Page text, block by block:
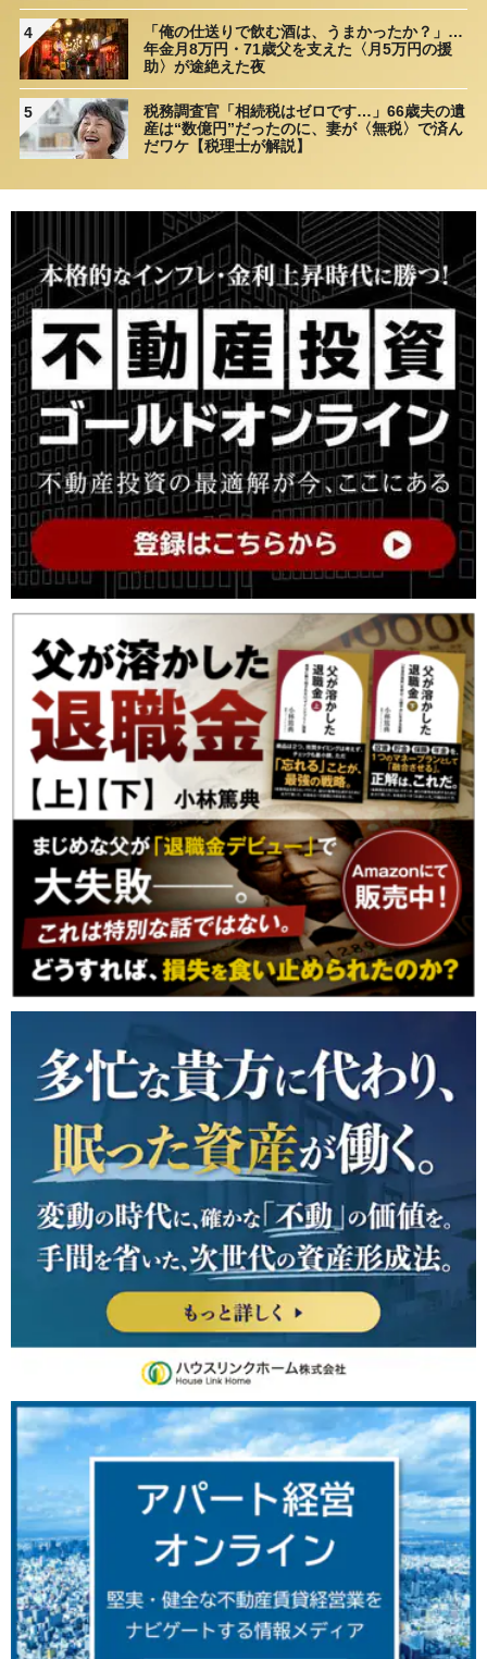
4
「俺の仕送りで飲む酒は、うまかったか？」…
年金月8万円・71歳父を支えた〈月5万円の援
助〉が途絶えた夜
5
税務調査官「相続税はゼロです…」66歳夫の遺
産は“数億円”だったのに、妻が〈無税〉で済ん
だワケ【税理士が解説】